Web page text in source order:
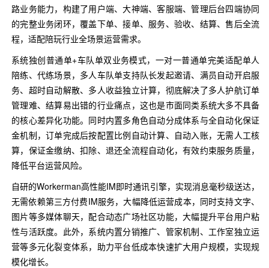
路业务能力，构建了用户端、大神端、客服端、管理后台四端协同
的完整业务闭环，覆盖下单、接单、服务、验收、结算、售后全流
程，适配陪玩行业全场景运营需求。
系统独创普通单+车队单双业务模式，一对一普通单完美适配单人
陪练、代练场景，多人车队单支持队长发起邀请、满员自动开启服
务、超时自动解散、多人收益独立计算，彻底解决了多人护航订单
管理难、结算易出错的行业痛点，这也是市面同类系统大多不具备
的核心差异化功能。同时内置多角色自动分成体系与全自动化保证
金机制，订单完成后按配置比例自动计算、自动入账，无需人工核
算，保证金缴纳、扣除、退还全流程自动化，有效约束服务质量，
降低平台运营风险。
自研的Workerman高性能IM即时通讯引擎，实现消息毫秒级送达，
无需依赖第三方付费IM服务，大幅降低运营成本，同时支持文字、
图片等多媒体聊天，配合动态广场社区功能，大幅提升平台用户粘
性与活跃度。此外，系统内置分销推广、管家机制、工作室独立运
营等多元化裂变体系，助力平台低成本快速扩大用户规模，实现规
模化增长。